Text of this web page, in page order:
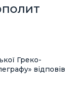
Греко-
відповів